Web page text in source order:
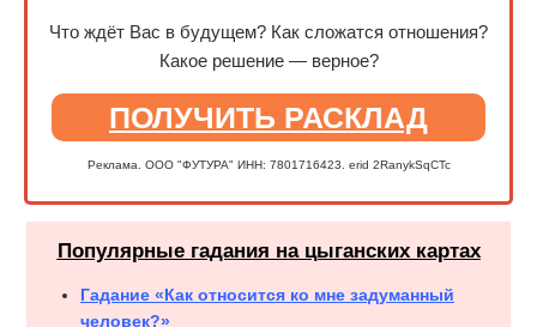
Что ждёт Вас в будущем? Как сложатся отношения?
Какое решение — верное?
ПОЛУЧИТЬ РАСКЛАД
Реклама. ООО "ФУТУРА" ИНН: 7801716423. erid 2RanykSqCTc
Популярные гадания на цыганских картах
Гадание «Как относится ко мне задуманный
человек?»